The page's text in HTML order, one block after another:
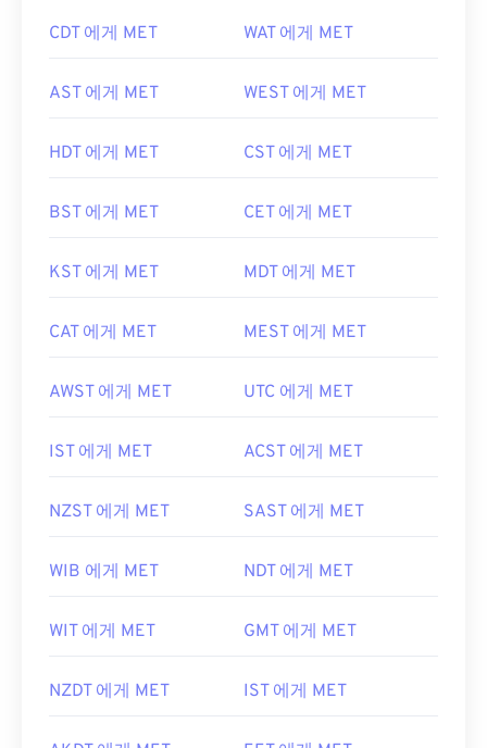
CDT 에게 MET WAT 에게 MET
AST 에게 MET WEST 에게 MET
HDT 에게 MET CST 에게 MET
BST 에게 MET CET 에게 MET
KST 에게 MET MDT 에게 MET
CAT 에게 MET MEST 에게 MET
AWST 에게 MET UTC 에게 MET
IST 에게 MET ACST 에게 MET
NZST 에게 MET SAST 에게 MET
WIB 에게 MET NDT 에게 MET
WIT 에게 MET GMT 에게 MET
NZDT 에게 MET IST 에게 MET